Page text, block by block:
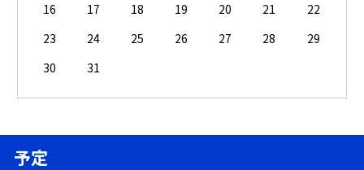
16
17 18 19 20 21
22
23
24 25 26 27 28
29
30
31
予定